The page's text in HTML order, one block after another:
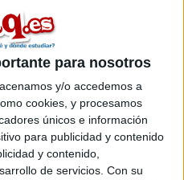
para nosotros
y/o accedemos a
cookies, y procesamos
únicos e información
para publicidad y contenido
y contenido,
de servicios. Con su